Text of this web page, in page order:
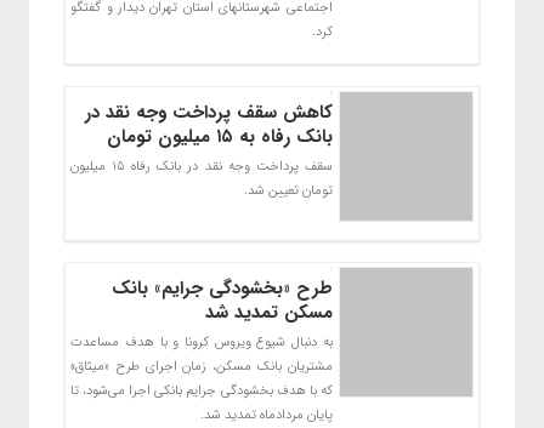
اجتماعی شهرستانهای استان تهران دیدار و گفتگو
کرد.
کاهش سقف پرداخت وجه نقد در
بانک رفاه به ۱۵ میلیون تومان
سقف پرداخت وجه نقد در بانک رفاه 15 میلیون
تومان تعیین شد.
طرح «بخشودگی جرایم» بانک
مسکن تمدید شد
به دنبال شیوع ویروس کرونا و با هدف مساعدت
مشتریان بانک مسکن، زمان اجرای طرح «میثاق»
که با هدف بخشودگی جرایم بانکی اجرا می‌شود، تا
پایان مردادماه تمدید شد.